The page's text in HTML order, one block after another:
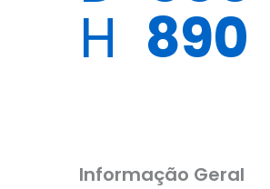
H 890
Informação Geral